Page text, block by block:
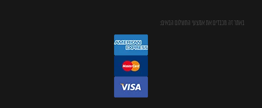
באתר זה מכבדים את אמצעי התשלום הבאים: